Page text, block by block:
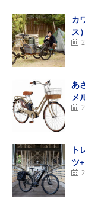
カ
ス
あ
メ
ト
ツ